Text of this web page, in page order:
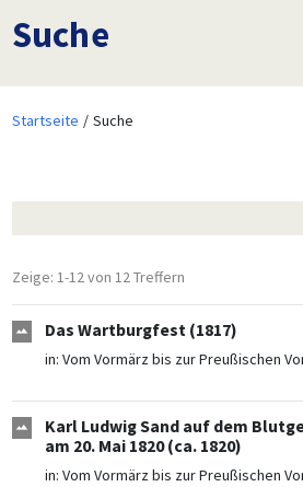
Suche
Startseite Suche
Zeige: 1-12 von 12 Treffern
Das Wartburgfest (1817)
in: Vom Vormärz bis zur Preußischen
Karl Ludwig Sand auf dem
am 20. Mai 1820 (ca. 1820)
in: Vom Vormärz bis zur Preußischen